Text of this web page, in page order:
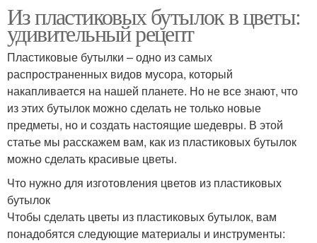
Из пластиковых бутылок в цветы:
удивительный рецепт
Пластиковые бутылки – одно из самых
распространенных видов мусора, который
накапливается на нашей планете. Но не все знают, что
из этих бутылок можно сделать не только новые
предметы, но и создать настоящие шедевры. В этой
статье мы расскажем вам, как из пластиковых бутылок
можно сделать красивые цветы.
Что нужно для изготовления цветов из пластиковых
бутылок
Чтобы сделать цветы из пластиковых бутылок, вам
понадобятся следующие материалы и инструменты: